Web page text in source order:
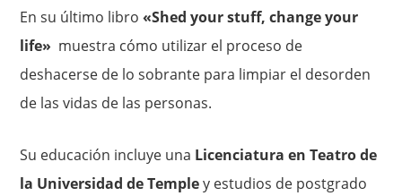
En su último libro«Shed your stuff, change your
life» muestra cómo utilizar el proceso de
deshacerse de lo sobrante para limpiar el desorden
de las vidas de las personas.
Su educación incluye una Licenciatura en Teatro de
la Universidad de Templey estudios de postgrado